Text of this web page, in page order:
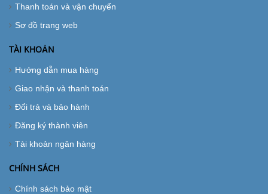
Thanh toán và vận chuyển
Sơ đồ trang web
TÀI KHOẢN
Hướng dẫn mua hàng
Giao nhận và thanh toán
Đổi trả và bảo hành
Đăng ký thành viên
Tài khoản ngân hàng
CHÍNH SÁCH
Chính sách bảo mật